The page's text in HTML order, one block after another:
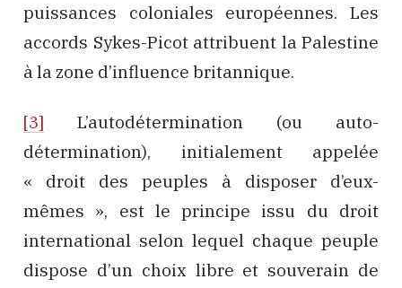
puissances coloniales européennes. Les
accords Sykes-Picot attribuent la Palestine
à la zone d’influence britannique.
[3] L’autodétermination (ou auto-
détermination), initialement appelée
« droit des peuples à disposer d’eux-
mêmes », est le principe issu du droit
international selon lequel chaque peuple
dispose d’un choix libre et souverain de